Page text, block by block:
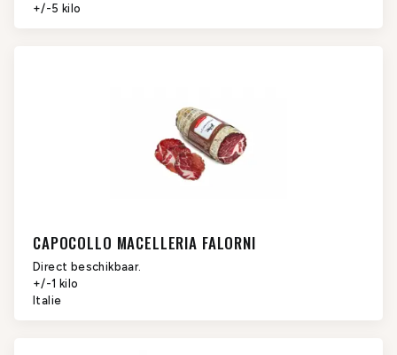
+/-5 kilo
CAPOCOLLO MACELLERIA FALORNI
Direct beschikbaar.
+/-1 kilo
Italie